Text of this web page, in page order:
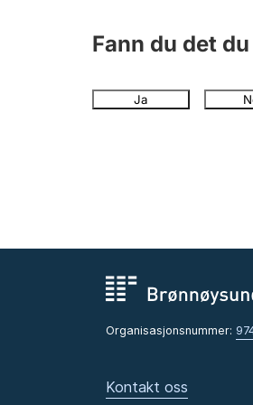
Fann du det
Ja
Organisasjonsnummer:
Kontakt oss